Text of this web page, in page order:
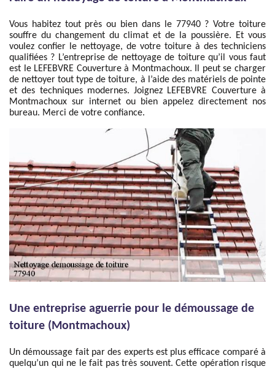
Vous habitez tout près ou bien dans le 77940 ? Votre toiture
souffre du changement du climat et de la poussière. Et vous
voulez confier le nettoyage, de votre toiture à des techniciens
qualifiées ? L’entreprise de nettoyage de toiture qu’il vous faut
est le LEFEBVRE Couverture à Montmachoux. Il peut se charger
de nettoyer tout type de toiture, à l’aide des matériels de pointe
et des techniques modernes. Joignez LEFEBVRE Couverture à
Montmachoux sur internet ou bien appelez directement nos
bureau. Merci de votre confiance.
Une entreprise aguerrie pour le démoussage de
toiture (Montmachoux)
Un démoussage fait par des experts est plus efficace comparé à
quelqu’un qui ne le fait pas très souvent. Cette opération risque